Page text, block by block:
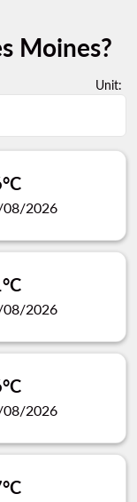
Moines?
Unit:
2026
2026
2026